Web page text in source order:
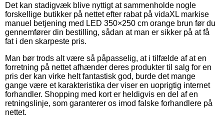
Det kan stadigvæk blive nyttigt at sammenholde nogle
forskellige butikker på nettet efter rabat på vidaXL markise
manuel betjening med LED 350×250 cm orange brun før du
gennemfører din bestilling, sådan at man er sikker på at få
fat i den skarpeste pris.
Man bør trods alt være så påpasselig, at i tilfælde af at en
forretning på nettet afhænder deres produkter til salg for en
pris der kan virke helt fantastisk god, burde det mange
gange være et karakteristika der viser en uoprigtig internet
forhandler. Shopping med kort er heldigvis en del af en
retningslinje, som garanterer os imod falske forhandlere på
nettet.